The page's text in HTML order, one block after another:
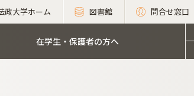
政大学ホーム 図書館 問合せ窓口
在学生・保護者の方へ